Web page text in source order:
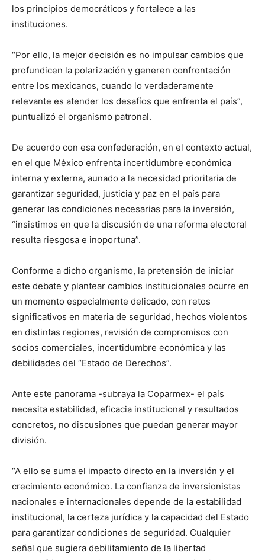
los principios democráticos y fortalece a las
instituciones.
“Por ello, la mejor decisión es no impulsar cambios que
profundicen la polarización y generen confrontación
entre los mexicanos, cuando lo verdaderamente
relevante es atender los desafíos que enfrenta el país”,
puntualizó el organismo patronal.
De acuerdo con esa confederación, en el contexto actual,
en el que México enfrenta incertidumbre económica
interna y externa, aunado a la necesidad prioritaria de
garantizar seguridad, justicia y paz en el país para
generar las condiciones necesarias para la inversión,
“insistimos en que la discusión de una reforma electoral
resulta riesgosa e inoportuna”.
Conforme a dicho organismo, la pretensión de iniciar
este debate y plantear cambios institucionales ocurre en
un momento especialmente delicado, con retos
significativos en materia de seguridad, hechos violentos
en distintas regiones, revisión de compromisos con
socios comerciales, incertidumbre económica y las
debilidades del “Estado de Derechos”.
Ante este panorama -subraya la Coparmex- el país
necesita estabilidad, eficacia institucional y resultados
concretos, no discusiones que puedan generar mayor
división.
“A ello se suma el impacto directo en la inversión y el
crecimiento económico. La confianza de inversionistas
nacionales e internacionales depende de la estabilidad
institucional, la certeza jurídica y la capacidad del Estado
para garantizar condiciones de seguridad. Cualquier
señal que sugiera debilitamiento de la libertad